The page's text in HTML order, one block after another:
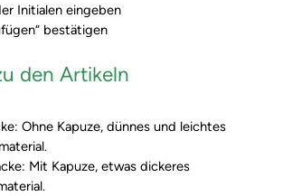
Initialen eingeben
bestätigen
den Artikeln
Ohne Kapuze, dünnes und leichtes
Mit Kapuze, etwas dickeres